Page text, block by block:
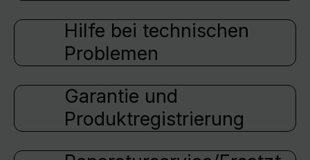
Hilfe bei technischen
Problemen
Garantie und
Produktregistrierung